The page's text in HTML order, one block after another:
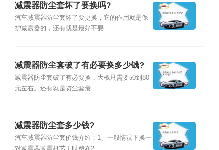
减震器防尘套坏了要换吗?
汽车减震器防尘套坏了要更换，它的作用就是保
护减震器的，还有就是最好不要...
减震器防尘套破了有必要换多少钱?
减震器防尘套破了有必要换，大概只需要50到80
元左右。还有就是防尘套最...
减震器防尘套多少钱?
汽车减震器防尘套价钱介绍：1、一般情况下换一
对减震器减震机芯工时费在2...